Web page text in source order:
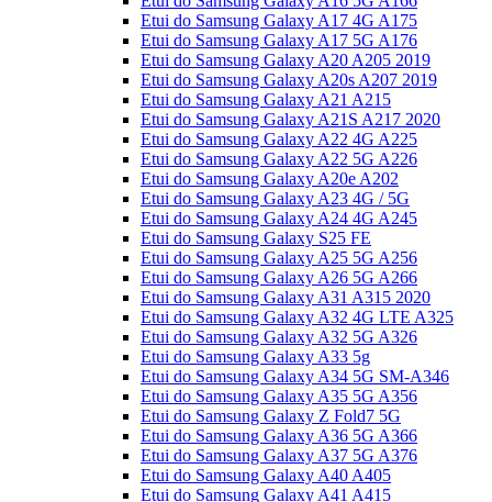
Etui do Samsung Galaxy A17 4G A175
Etui do Samsung Galaxy A17 5G A176
Etui do Samsung Galaxy A20 A205 2019
Etui do Samsung Galaxy A20s A207 2019
Etui do Samsung Galaxy A21 A215
Etui do Samsung Galaxy A21S A217 2020
Etui do Samsung Galaxy A22 4G A225
Etui do Samsung Galaxy A22 5G A226
Etui do Samsung Galaxy A20e A202
Etui do Samsung Galaxy A23 4G / 5G
Etui do Samsung Galaxy A24 4G A245
Etui do Samsung Galaxy S25 FE
Etui do Samsung Galaxy A25 5G A256
Etui do Samsung Galaxy A26 5G A266
Etui do Samsung Galaxy A31 A315 2020
Etui do Samsung Galaxy A32 4G LTE A325
Etui do Samsung Galaxy A32 5G A326
Etui do Samsung Galaxy A33 5g
Etui do Samsung Galaxy A34 5G SM-A346
Etui do Samsung Galaxy A35 5G A356
Etui do Samsung Galaxy Z Fold7 5G
Etui do Samsung Galaxy A36 5G A366
Etui do Samsung Galaxy A37 5G A376
Etui do Samsung Galaxy A40 A405
Etui do Samsung Galaxy A41 A415